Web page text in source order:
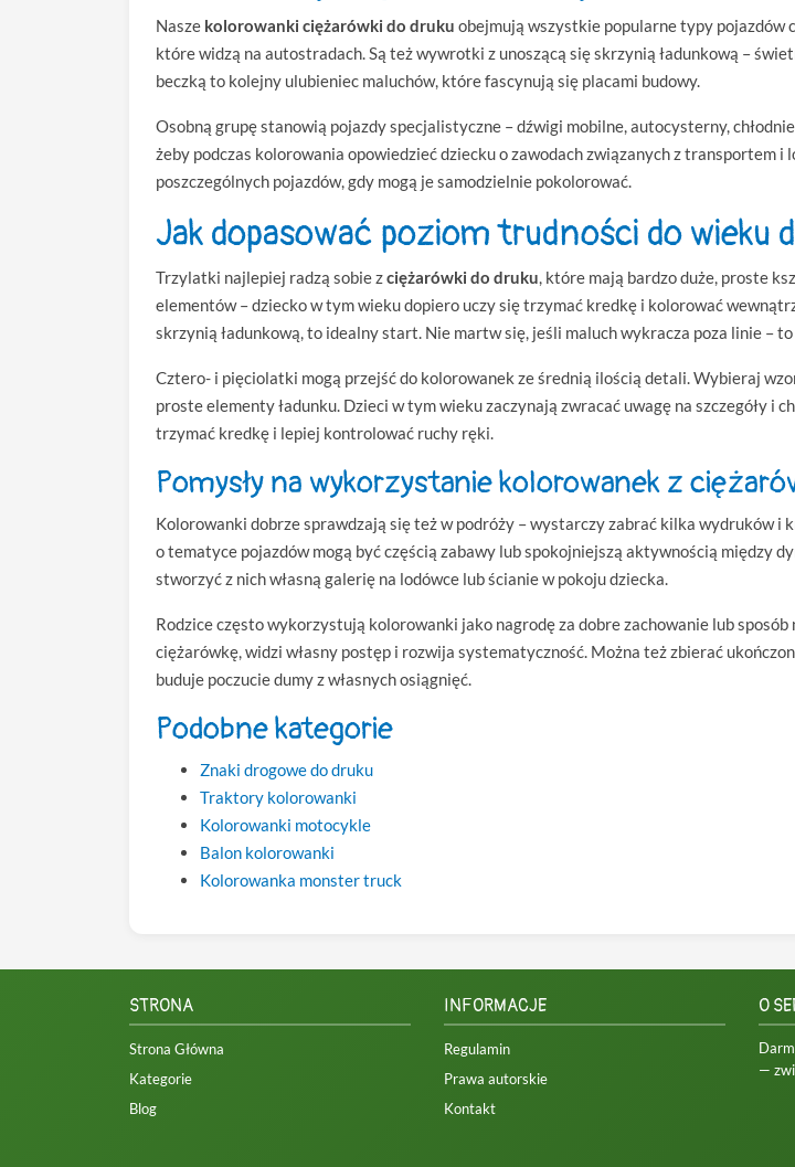
Nasze kolorowanki ciężarówki do druku obejmują wszystkie popularne typy pojazdów
które widzą na autostradach. Są też wywrotki z unoszącą się skrzynią ładunkową –
beczką to kolejny ulubieniec maluchów, które fascynują się placami budowy.
Osobną grupę stanowią pojazdy specjalistyczne – dźwigi mobilne, autocysterny,
żeby podczas kolorowania opowiedzieć dziecku o zawodach związanych z transportem
poszczególnych pojazdów, gdy mogą je samodzielnie pokolorować.
Jak dopasować poziom trudności do wieku
Trzylatki najlepiej radzą sobie zciężarówki do druku, które mają bardzo duże, proste
elementów – dziecko w tym wieku dopiero uczy się trzymać kredkę i kolorować
skrzynią ładunkową, to idealny start. Nie martw się, jeśli maluch wykracza poza linie –
Cztero- i pięciolatki mogą przejść do kolorowanek ze średnią ilością detali. Wybieraj
proste elementy ładunku. Dzieci w tym wieku zaczynają zwracać uwagę na szczegóły i
trzymać kredkę i lepiej kontrolować ruchy ręki.
Pomysły na wykorzystanie kolorowanek z
Kolorowanki dobrze sprawdzają się też w podróży – wystarczy zabrać kilka wydruków i
o tematyce pojazdów mogą być częścią zabawy lub spokojniejszą aktywnością między
stworzyć z nich własną galerię na lodówce lub ścianie w pokoju dziecka.
Rodzice często wykorzystują kolorowanki jako nagrodę za dobre zachowanie lub
ciężarówkę, widzi własny postęp i rozwija systematyczność. Można też zbierać
buduje poczucie dumy z własnych osiągnięć.
Podobne kategorie
Znaki drogowe do druku
Traktory kolorowanki
Kolorowanki motocykle
Balon kolorowanki
Kolorowanka monster truck
STRONA
Strona Główna
Kategorie
Blog
INFORMACJE
Regulamin
Prawa autorskie
Kontakt
O
—